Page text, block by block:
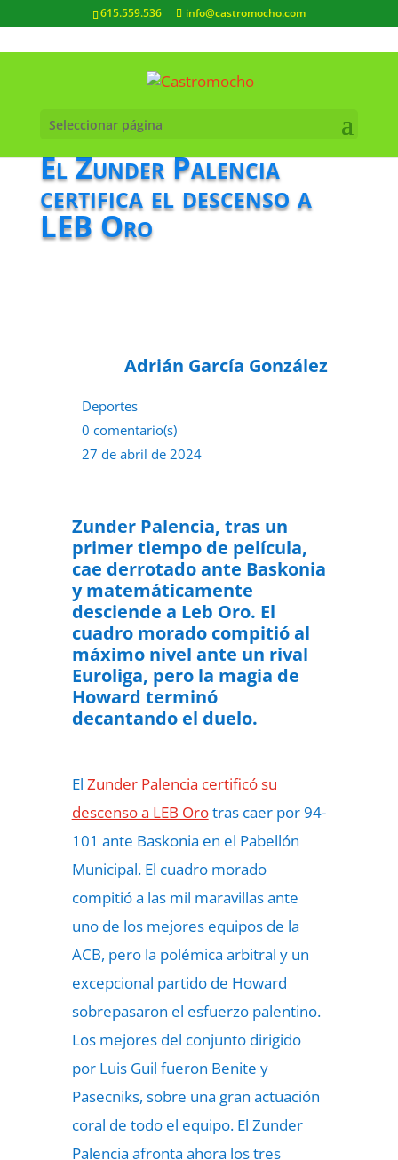
615.559.536 info@castromocho.com
Seleccionar página
El Zunder Palencia
certifica el descenso a
LEB Oro
Adrián García González
Deportes
0 comentario(s)
27 de abril de 2024
Zunder Palencia, tras un
primer tiempo de película,
cae derrotado ante Baskonia
y matemáticamente
desciende a Leb Oro. El
cuadro morado compitió al
máximo nivel ante un rival
Euroliga, pero la magia de
Howard terminó
decantando el duelo.
El Zunder Palencia certificó su
descenso a LEB Orotras caer por 94-
101 ante Baskonia en el Pabellón
Municipal. El cuadro morado
compitió a las mil maravillas ante
uno de los mejores equipos de la
ACB, pero la polémica arbitral y un
excepcional partido de Howard
sobrepasaron el esfuerzo palentino.
Los mejores del conjunto dirigido
por Luis Guil fueron Benite y
Pasecniks, sobre una gran actuación
coral de todo el equipo. El Zunder
Palencia afronta ahora los tres